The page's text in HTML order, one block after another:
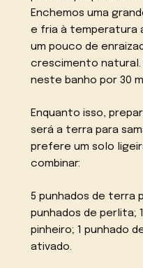
Enchemos uma
e fria à temperatura
um pouco de
crescimento natural.
neste banho por 30
Enquanto isso,
será a terra para
prefere um solo
combinar:
5 punhados de terra
punhados de perlita;
pinheiro; 1 punhado
ativado.